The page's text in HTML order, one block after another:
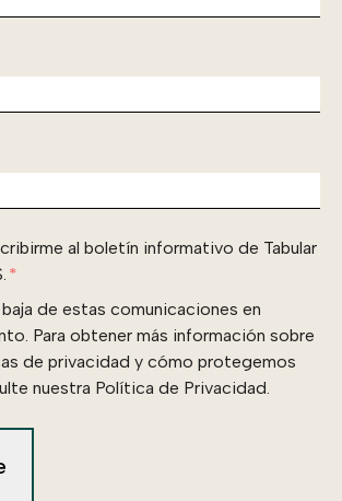
al boletín informativo de Tabular
*
de estas comunicaciones en
Para obtener más información sobre
de privacidad y cómo protegemos
nuestra Política de Privacidad.